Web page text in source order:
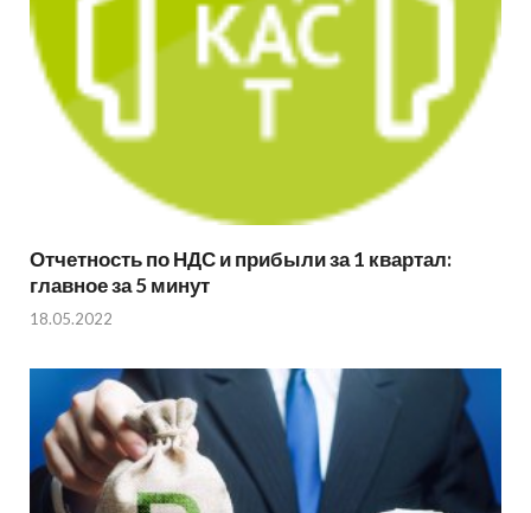
Отчетность по НДС и прибыли за 1 квартал:
главное за 5 минут
18.05.2022